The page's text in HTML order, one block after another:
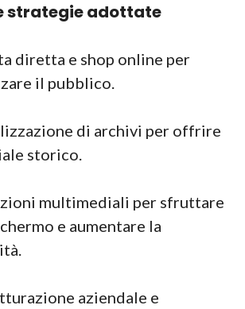
strategie adottate
diretta e shop online per
il pubblico.
di archivi per offrire
storico.
multimediali per sfruttare
e aumentare la
aziendale e